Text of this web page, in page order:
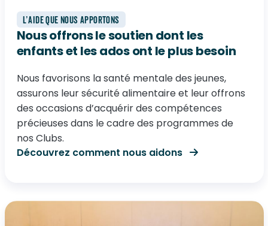
L’AIDE QUE NOUS APPORTONS
Nous offrons le soutien dont les
enfants et les ados ont le plus besoin
Nous favorisons la santé mentale des jeunes,
assurons leur sécurité alimentaire et leur offrons
des occasions d’acquérir des compétences
précieuses dans le cadre des programmes de
nos Clubs.
Découvrez comment nous aidons